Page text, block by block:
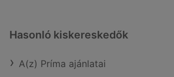
Hasonló kiskereskedők
A(z) Príma ajánlatai